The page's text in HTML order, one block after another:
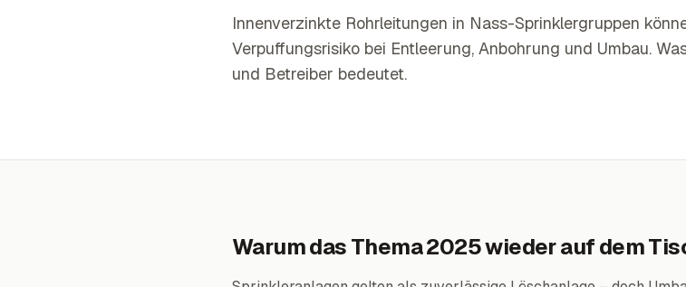
Innenverzinkte Rohrleitungen in Nass-Sprinklergruppen
Verpuffungsrisiko bei Entleerung, Anbohrung und Umbau.
und Betreiber bedeutet.
Warum das Thema 2025 wieder auf dem